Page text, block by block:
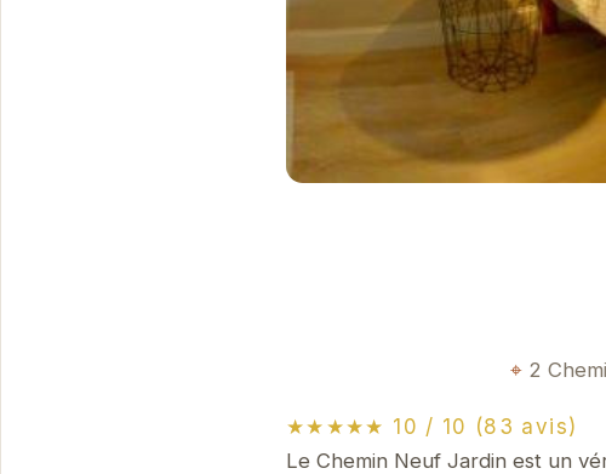
2
★★★★★ 10 / 10 (83 avis)
Le Chemin Neuf Jardin est un